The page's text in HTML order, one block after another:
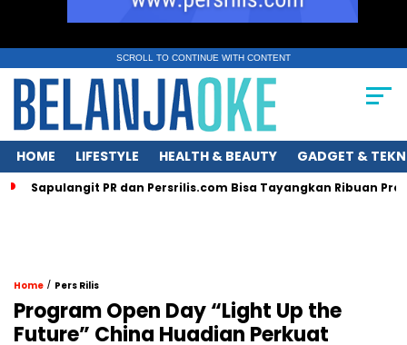
SCROLL TO CONTINUE WITH CONTENT
HOME LIFESTYLE HEALTH & BEAUTY GADGET &
Sapulangit PR dan Persrilis.com Bisa Tayangkan Ribuan
Home / Pers Rilis
Program Open Day “Light Up the
Future” China Huadian Perkuat